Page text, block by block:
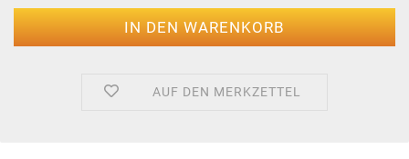
AUF DEN MERKZETTEL